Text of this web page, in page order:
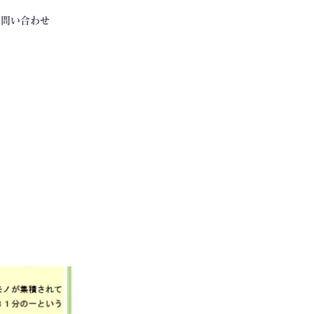
い合わせ